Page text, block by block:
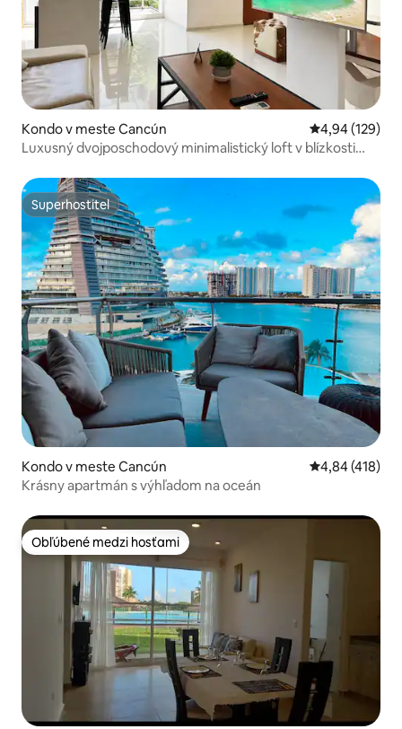
Kondo v meste Cancún Priemerné
4,94 (129)
Luxusný dvojposchodový minimalistický loft v blízkosti
Superhostiteľ
Superhostiteľ
Kondo v meste Cancún Priemerné
4,84 (418)
Krásny apartmán s výhľadom na oceán
Obľúbené medzi hosťami
Obľúbené medzi hosťami